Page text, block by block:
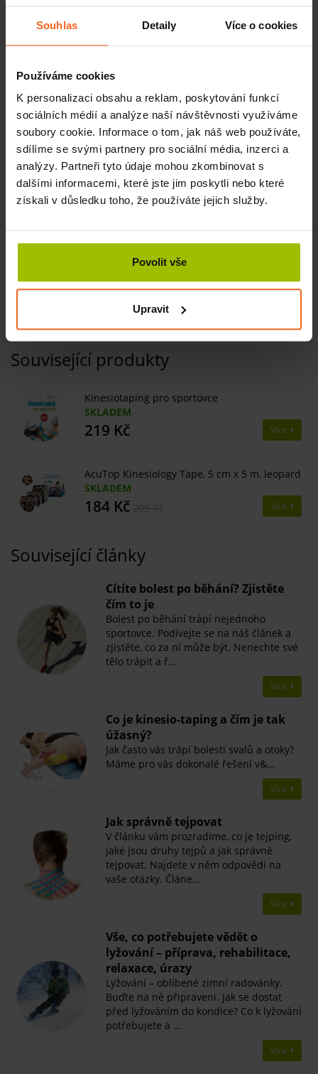
Souhlas Detaily Více o cookies
Používáme cookies
K personalizaci obsahu a reklam, poskytování funkcí
sociálních médií a analýze naší návštěvnosti využíváme
soubory cookie. Informace o tom, jak náš web používáte,
sdílíme se svými partnery pro sociální média, inzerci a
analýzy. Partneři tyto údaje mohou zkombinovat s
dalšími informacemi, které jste jim poskytli nebo které
získali v důsledku toho, že používáte jejich služby.
Povolit vše
Upravit
Použití kineziologického tejpu pomáhá zmírnit napětí,
podporuje prokrvení a snižuje riziko poranění při pohybu.
Související produkty
Kinesiotaping pro sportovce
SKLADEM
219 Kč Více
AcuTop Kinesiology Tape, 5 cm x 5 m, leopard
SKLADEM
184 Kč Více
Související články
​Cítíte bolest po běhání? Zjistěte
čím to je
Bolest po běhání trápí nejednoho
sportovce. Podívejte se na náš článek a
zjistěte, co za ní může být. Nenechte své
tělo trápit a ř…
Více
Co je kinesio-taping a čím je tak
úžasný?
Jak často vás trápí bolesti svalů a otoky?
Máme pro vás dokonalé řešení v&…
Více
Jak správně tejpovat
V článku vám prozradíme, co je tejping,
jaké jsou druhy tejpů a jak správně
tejpovat. Najdete v něm odpovědi na
vaše otázky. Článe…
Více
Vše, co potřebujete vědět o
lyžování – příprava, rehabilitace,
relaxace, úrazy
Lyžování – oblíbené zimní radovánky.
Buďte na ně připraveni. Jak se dostat
před lyžováním do kondice? Co k lyžování
potřebujete a …
Více